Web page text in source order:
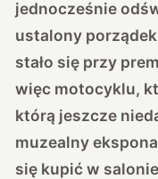
jednocześnie
ustalony
stało się przy
więc motocyklu,
którą jeszcze
muzealny
się kupić w